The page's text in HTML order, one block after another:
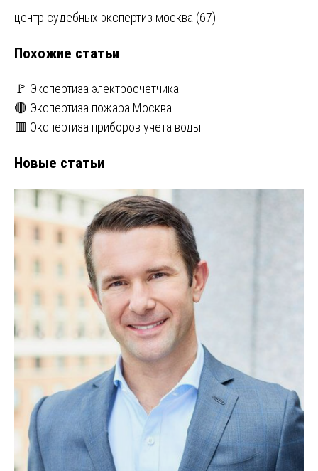
Навигация
по
записям
центр судебных экспертиз москва (67)
Похожие статьи
🚩 Экспертиза электросчетчика
🔴 Экспертиза пожара Москва
🟥 Экспертиза приборов учета воды
Новые статьи